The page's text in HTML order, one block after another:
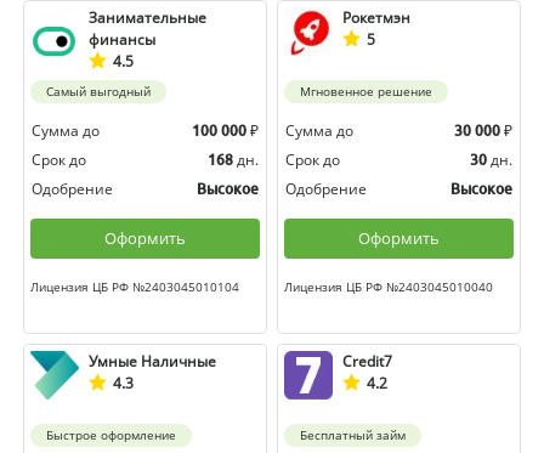
Занимательные
финансы
4.5
Самый выгодный
Сумма до 100 000 ₽
Срок до
168 дн.
Одобрение
Высокое
Оформить
Лицензия ЦБ РФ №2403045010104
Рокетмэн
5
Мгновенное решение
Сумма до 30 000 ₽
Срок до
30 дн.
Одобрение
Высокое
Оформить
Лицензия ЦБ РФ №2403045010040
Умные Наличные
4.3
Быстрое оформление
Credit7
4.2
Бесплатный займ